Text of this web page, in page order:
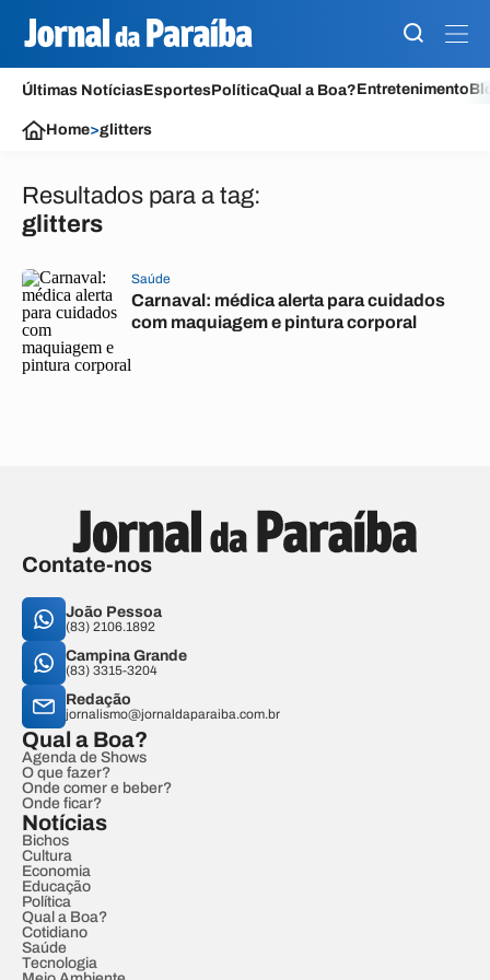
Últimas NotíciasEsportesPolíticaQual a Boa?Entretenimento
Home>glitters
Resultados para a tag:
glitters
Saúde
Carnaval: médica alerta para cuidados
com maquiagem e pintura corporal
Contate-nos
João Pessoa
(83) 2106.1892
Campina Grande
(83) 3315-3204
Redação
jornalismo@jornaldaparaiba.com.br
Qual a Boa?
Agenda de Shows
O que fazer?
Onde comer e beber?
Onde ficar?
Notícias
Bichos
Cultura
Economia
Educação
Política
Qual a Boa?
Cotidiano
Saúde
Tecnologia